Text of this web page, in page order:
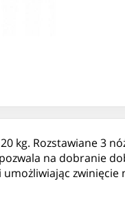
kg. Rozstawiane 3
na dobranie
zwinięcie